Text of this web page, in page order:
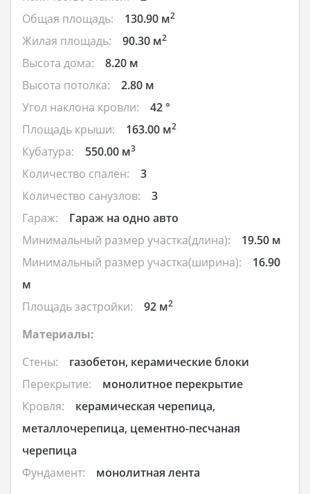
Общая площадь:
130.90 м2
Жилая площадь: 90.30 м2
Высота дома:
8.20 м
Высота потолка:
2.80 м
Угол наклона кровли:
42 °
Площадь крыши:
163.00 м2
Кубатура: 550.00 м3
Количество спален:
3
Количество санузлов:
3
Гараж:
Гараж на одно авто
Минимальный размер участка(длина):
19.50 м
Минимальный размер участка(ширина):
16.90
м
Площадь застройки:
92 м2
Материалы:
Стены:
газобетон, керамические блоки
Перекрытие:
монолитное перекрытие
Кровля:
керамическая черепица,
металлочерепица, цементно-песчаная
черепица
Фундамент:
монолитная лента